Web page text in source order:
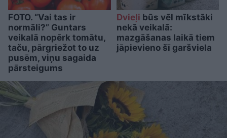
FOTO. “Vai tas ir
normāli?” Guntars
veikalā nopērk tomātu,
taču, pārgriežot to uz
pusēm, viņu sagaida
pārsteigums
Dvieļi būs vēl mīkstāki
nekā veikalā:
mazgāšanas laikā tiem
jāpievieno šī garšviela